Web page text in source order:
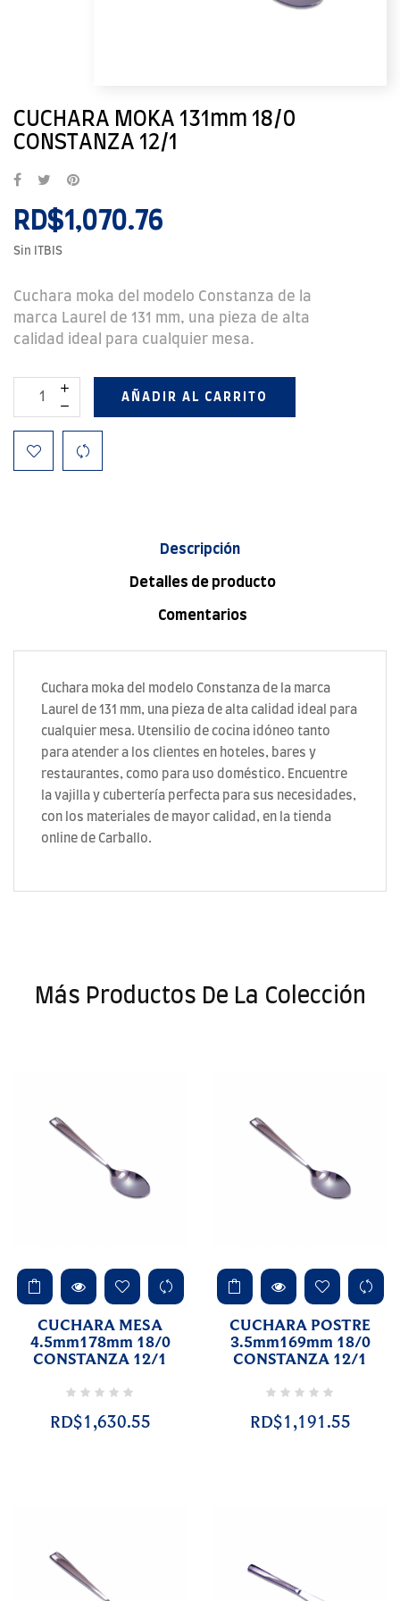
CUCHARA MOKA 131mm 18/0
CONSTANZA 12/1
RD$1,070.76
Sin ITBIS
Cuchara moka del modelo Constanza de la
marca Laurel de 131 mm, una pieza de alta
calidad ideal para cualquier mesa.
AÑADIR AL CARRITO
Descripción
Detalles de producto
Comentarios
Cuchara moka del modelo Constanza de la marca
Laurel de 131 mm, una pieza de alta calidad ideal para
cualquier mesa. Utensilio de cocina idóneo tanto
para atender a los clientes en hoteles, bares y
restaurantes, como para uso doméstico. Encuentre
la vajilla y cubertería perfecta para sus necesidades,
con los materiales de mayor calidad, en la tienda
online de Carballo.
Más Productos De La Colección
CUCHARA MESA
4.5mm178mm 18/0
CONSTANZA 12/1
RD$1,630.55
CUCHARA POSTRE
3.5mm169mm 18/0
CONSTANZA 12/1
RD$1,191.55